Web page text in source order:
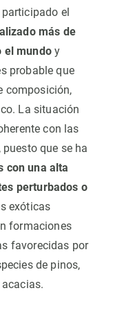
el
más de
el mundoy
probable que
composición,
La situación
con las
que se ha
con una alta
perturbados o
exóticas
formaciones
favorecidas por
de pinos,